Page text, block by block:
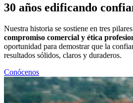
30 años edificando
Nuestra historia se sostiene en tres
compromiso comercial y ética
oportunidad para demostrar que la
resultados sólidos, claros y duraderos.
Conócenos